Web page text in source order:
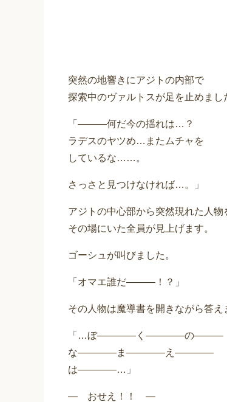
突然の地響きにアジトの内部で
探索中のヴァルトスが足を止めまし
「―――何だ今の揺れは…？
ラデスのヤツめ…またムチャを
しているな……。
さっさと見つけなければ…。」
アジトの中心部から突然現れた人物
その場にいた全員が見上げます。
ゴーシュが叫びました。
「オマエ誰だ―――！？」
その人物は魔導書を開きながら答え
「…ぼ――――く――――の―――
な――――ま――――え――――
は――――…」
― おせえ！！ ―